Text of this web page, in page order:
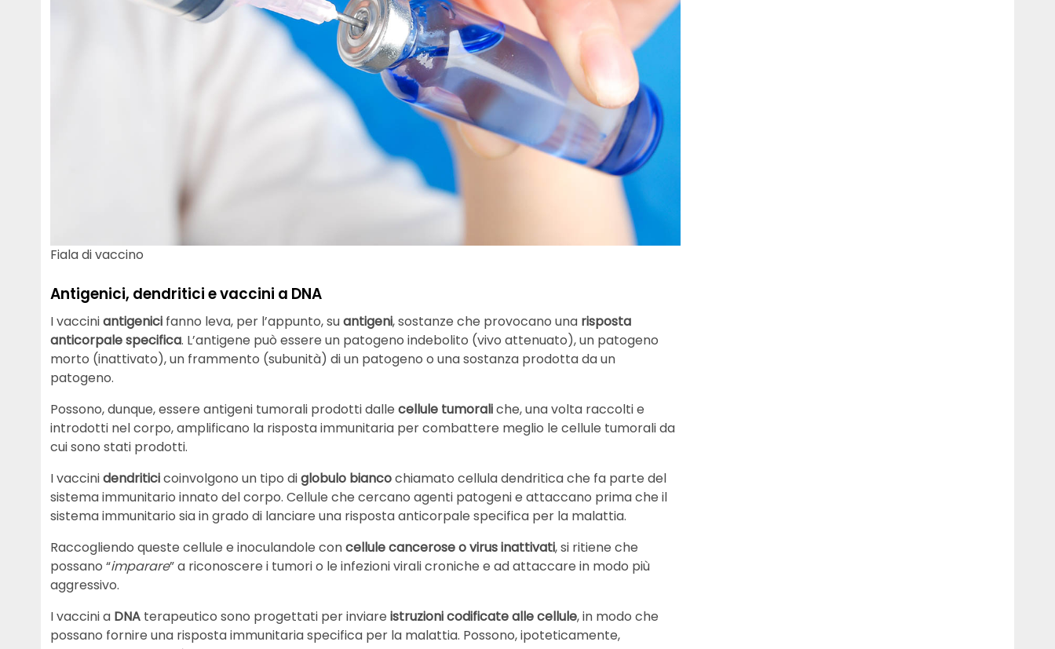
Fiala di vaccino
Antigenici, dendriticievaccini a DNA
I vacciniantigenici fanno leva, per l’appunto, suantigeni, sostanze che provocano una risposta
anticorpale specifica. L’antigene può essere un patogeno indebolito (vivo attenuato), un patogeno
morto (inattivato), un frammento (subunità) di un patogeno o una sostanza prodotta da un
patogeno.
Possono, dunque, essere antigeni tumorali prodotti dalle cellule tumoraliche, una volta raccolti e
introdotti nel corpo, amplificano la risposta immunitaria per combattere meglio le cellule tumorali da
cui sono stati prodotti.
I vaccinidendriticicoinvolgono un tipo diglobulo biancochiamato cellula dendritica che fa parte del
sistema immunitario innato del corpo. Cellule che cercano agenti patogeni e attaccano prima che il
sistema immunitario sia in grado di lanciare una risposta anticorpale specifica per la malattia.
Raccogliendo queste cellule e inoculandole concellule cancerose o virus inattivati, si ritiene che
possano “imparare” a riconoscere i tumori o le infezioni virali croniche e ad attaccare in modo più
aggressivo.
I vaccinia DNA terapeutico sono progettati per inviare istruzioni codificate alle cellule, in modo che
possano fornire una risposta immunitaria specifica per la malattia. Possono, ipoteticamente,